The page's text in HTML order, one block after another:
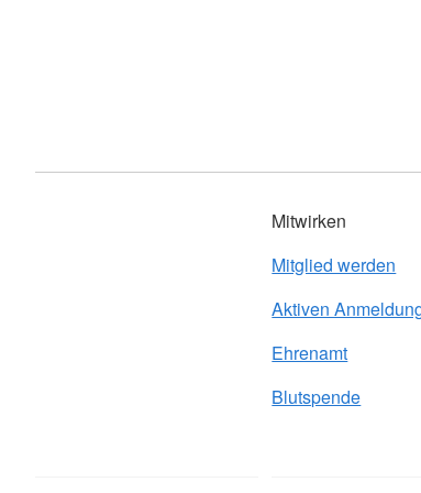
Mitwirken
Mitglied werden
Aktiven
Ehrenamt
Blutspende